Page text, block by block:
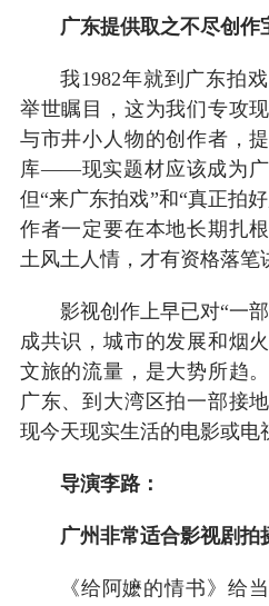
广东提供取之不尽创作
我1982年就到广东拍
举世瞩目，这为我们专攻
与市井小人物的创作者，
库——现实题材应该成为广
但“来广东拍戏”和“真正拍
作者一定要在本地长期扎
土风土人情，才有资格落笔
影视创作上早已对“一
成共识，城市的发展和烟
文旅的流量，是大势所趋
广东、到大湾区拍一部接
现今天现实生活的电影或电
导演李路：
广州非常适合影视剧拍
《给阿嬷的情书》给